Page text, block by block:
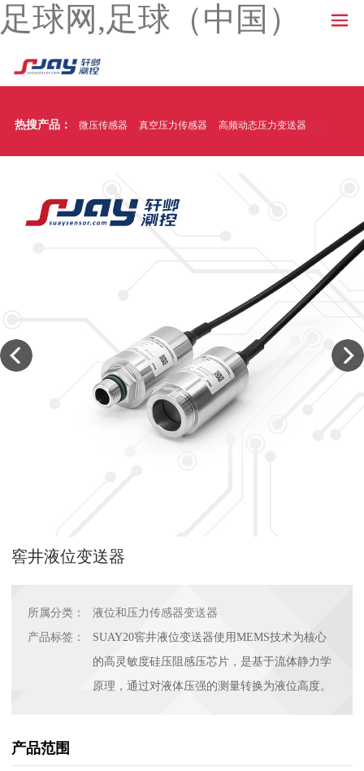
足球网,足球（中国）
热搜产品： 微压传感器 真空压力传感器 高频动态压力变送器 温压一体
窖井液位变送器
所属分类：
液位和压力传感器变送器
产品标签：
SUAY20窖井液位变送器使用MEMS技术为核心
的高灵敏度硅压阻感压芯片，是基于流体静力学
原理，通过对液体压强的测量转换为液位高度。
产品范围